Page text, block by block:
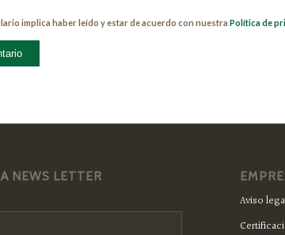
implica haber leído y estar de acuerdo con nuestra Política de
NEWS LETTER
Aviso